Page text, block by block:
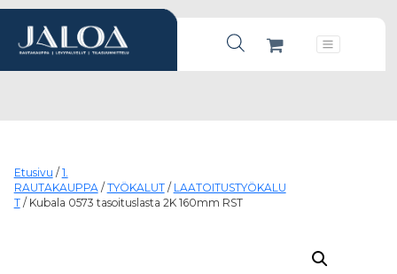
Products search
Päävalikko
Etusivu / 1.
RAUTAKAUPPA/ TYÖKALUT/ LAATOITUSTYÖKALU
T/ Kubala 0573 tasoituslasta 2K 160mm RST